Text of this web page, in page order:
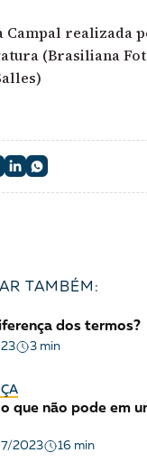
Campal realizada
(Brasiliana
TAMBÉM:
dos termos?
3 min
que não pode em
2023 16 min